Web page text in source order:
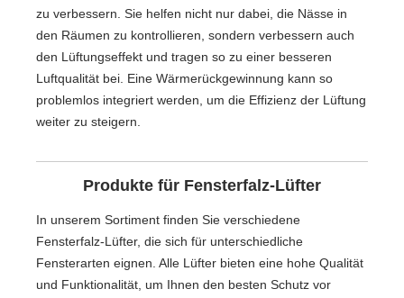
zu verbessern. Sie helfen nicht nur dabei, die Nässe in
den Räumen zu kontrollieren, sondern verbessern auch
den Lüftungseffekt und tragen so zu einer besseren
Luftqualität bei. Eine Wärmerückgewinnung kann so
problemlos integriert werden, um die Effizienz der Lüftung
weiter zu steigern.
Produkte für Fensterfalz-Lüfter
In unserem Sortiment finden Sie verschiedene
Fensterfalz-Lüfter, die sich für unterschiedliche
Fensterarten eignen. Alle Lüfter bieten eine hohe Qualität
und Funktionalität, um Ihnen den besten Schutz vor